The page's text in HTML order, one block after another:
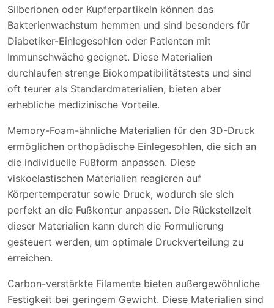
Silberionen oder Kupferpartikeln können das
Bakterienwachstum hemmen und sind besonders für
Diabetiker-Einlegesohlen oder Patienten mit
Immunschwäche geeignet. Diese Materialien
durchlaufen strenge Biokompatibilitätstests und sind
oft teurer als Standardmaterialien, bieten aber
erhebliche medizinische Vorteile.
Memory-Foam-ähnliche Materialien für den 3D-Druck
ermöglichen orthopädische Einlegesohlen, die sich an
die individuelle Fußform anpassen. Diese
viskoelastischen Materialien reagieren auf
Körpertemperatur sowie Druck, wodurch sie sich
perfekt an die Fußkontur anpassen. Die Rückstellzeit
dieser Materialien kann durch die Formulierung
gesteuert werden, um optimale Druckverteilung zu
erreichen.
Carbon-verstärkte Filamente bieten außergewöhnliche
Festigkeit bei geringem Gewicht. Diese Materialien sind